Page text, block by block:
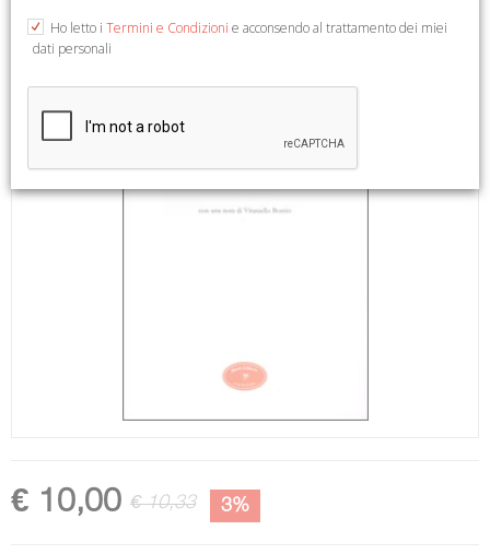
€ 10,00 € 10,33 3%
Ho letto i Termini e Condizioni e acconsendo al trattamento dei miei
dati personali